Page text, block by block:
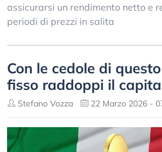
assicurarsi un rendimento netto e
periodi di prezzi in salita
Con le cedole di
fisso raddoppi il
Stefano Vozza 22 Marzo 2026 -